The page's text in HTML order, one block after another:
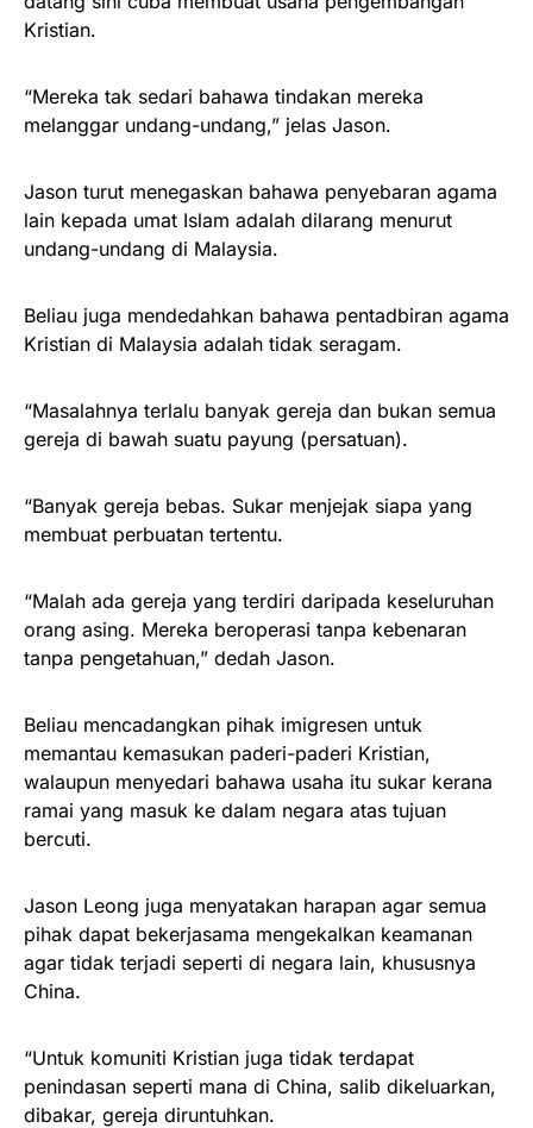
Kristian.
“Mereka tak sedari bahawa tindakan mereka
melanggar undang-undang,” jelas Jason.
Jason turut menegaskan bahawa penyebaran agama
lain kepada umat Islam adalah dilarang menurut
undang-undang di Malaysia.
Beliau juga mendedahkan bahawa pentadbiran agama
Kristian di Malaysia adalah tidak seragam.
“Masalahnya terlalu banyak gereja dan bukan semua
gereja di bawah suatu payung (persatuan).
“Banyak gereja bebas. Sukar menjejak siapa yang
membuat perbuatan tertentu.
“Malah ada gereja yang terdiri daripada keseluruhan
orang asing. Mereka beroperasi tanpa kebenaran
tanpa pengetahuan,” dedah Jason.
Beliau mencadangkan pihak imigresen untuk
memantau kemasukan paderi-paderi Kristian,
walaupun menyedari bahawa usaha itu sukar kerana
ramai yang masuk ke dalam negara atas tujuan
bercuti.
Jason Leong juga menyatakan harapan agar semua
pihak dapat bekerjasama mengekalkan keamanan
agar tidak terjadi seperti di negara lain, khususnya
China.
“Untuk komuniti Kristian juga tidak terdapat
penindasan seperti mana di China, salib dikeluarkan,
dibakar, gereja diruntuhkan.